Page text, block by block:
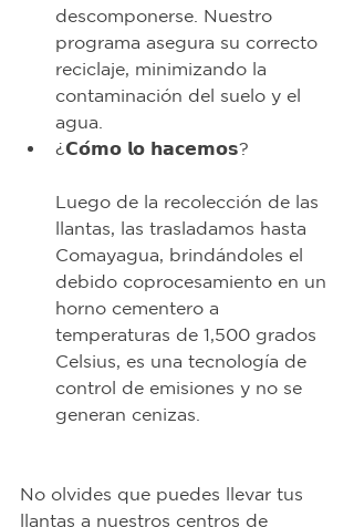
descomponerse. Nuestro
programa asegura su correcto
reciclaje, minimizando la
contaminación del suelo y el
agua.
¿𝗖𝗼́𝗺𝗼 𝗹𝗼 𝗵𝗮𝗰𝗲𝗺𝗼𝘀?
Luego de la recolección de las
llantas, las trasladamos hasta
Comayagua, brindándoles el
debido coprocesamiento en un
horno cementero a
temperaturas de 1,500 grados
Celsius, es una tecnología de
control de emisiones y no se
generan cenizas.
No olvides que puedes llevar tus
llantas a nuestros centros de